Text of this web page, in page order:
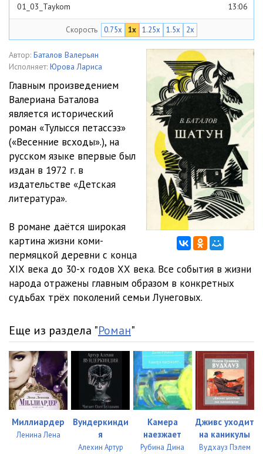
01_03_Taykom 13:06
01_04_Lozhnaya trevoga
01_05_U chYorta na kulichkah
09:13
01_07_TaYozhnoe kreschenie 18:30
01_08_Solntse na leto, zima na moroz 10:19
01_09_Razbushevalas gorlastaya, razbushevalas 09:52
01_10_Vospominaniya 10:30
02_01_Blizok lokot, da ne ukusish 18:02
08:20
02_03_Net huda bez dobra
02_04_Na perenove 24:08
02_05_Sudachen 09:18
02_07_Tsarstvo schamanov
02_08_Net kresta na tebe 12:09
02_09_Na miru i smert krasna 16:30
02_10_Ne lykom shityy 07:36
03_01_Na rassvete. Nashego polku pribylo 15:46
Скорость 0.75x 1x 1.25x 1.5x 2x
Автор: Баталов Валерьян
Исполняет: Юрова Лариса
Главным произведением
Валериана Баталова
является исторический
роман «Тулысся петассэз»
(«Весенние всходы».), на
русском языке впервые был
издан в 1972 г. в
издательстве «Детская
литература».
В романе даётся широкая
картина жизни коми-
пермяцкой деревни с конца
ХIХ века до 30-х годов ХХ века. Все события в жизни
народа отражены главным образом в конкретных
судьбах трёх поколений семьи Лунеговых.
Еще из раздела "Роман"
Миллиардер
Ленина Лена
Вундеркинди
я
Алехин Артур
Камера
наезжает
Рубина Дина
Дживс уходит
на каникулы
Вудхауз Пэлем